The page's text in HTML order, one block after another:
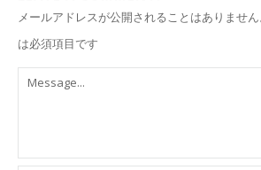
メールアドレスが公開されることはありません
は必須項目です